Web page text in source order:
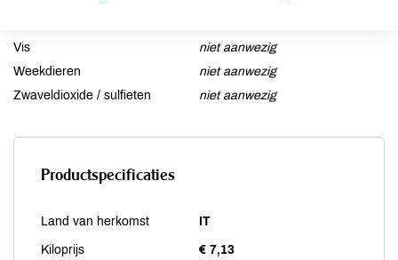
Vis
niet aanwezig
Weekdieren
niet aanwezig
Zwaveldioxide / sulfieten
niet aanwezig
Productspecificaties
Land van herkomst IT
Kiloprijs € 7,13